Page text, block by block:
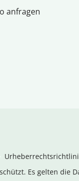
anfragen
Es gelten die